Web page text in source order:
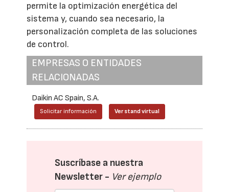
permite la optimización energética del
sistema y, cuando sea necesario, la
personalización completa de las soluciones
de control.
EMPRESAS O ENTIDADES
RELACIONADAS
Daikin AC Spain, S.A.
Solicitar información Ver stand virtual
Suscríbase a nuestra
Newsletter - Ver ejemplo